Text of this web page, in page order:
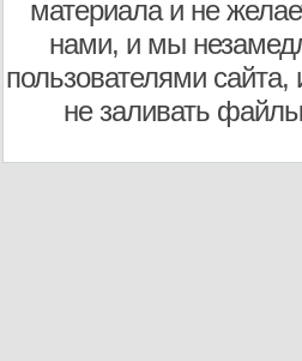
материала и не
нами, и мы
пользователями
не заливать